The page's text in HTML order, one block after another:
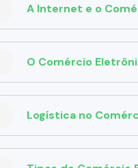
A Internet e o
O Comércio
Logística no